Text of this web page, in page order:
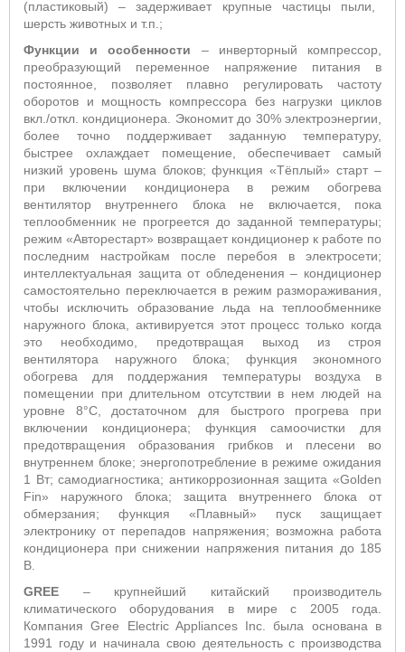
(пластиковый) – задерживает крупные частицы пыли,
шерсть животных и т.п.;
Функции и особенности – инверторный компрессор,
преобразующий переменное напряжение питания в
постоянное, позволяет плавно регулировать частоту
оборотов и мощность компрессора без нагрузки циклов
вкл./откл. кондиционера. Экономит до 30% электроэнергии,
более точно поддерживает заданную температуру,
быстрее охлаждает помещение, обеспечивает самый
низкий уровень шума блоков; функция «Тёплый» старт–
при включении кондиционера в режим обогрева
вентилятор внутреннего блока не включается, пока
теплообменник не прогреется до заданной температуры;
режим «Авторестарт» возвращает кондиционер к работе по
последним настройкам после перебоя в электросети;
интеллектуальная защита от обледенения – кондиционер
самостоятельно переключается в режим размораживания,
чтобы исключить образование льда на теплообменнике
наружного блока, активируется этот процесс только когда
это необходимо, предотвращая выход из строя
вентилятора наружного блока; функция экономного
обогрева для поддержания температуры воздуха в
помещении при длительном отсутствии в нем людей на
уровне 8°С, достаточном для быстрого прогрева при
включении кондиционера; функция самоочистки для
предотвращения образования грибков и плесени во
внутреннем блоке; энергопотребление в режиме ожидания
1 Вт;самодиагностика; антикоррозионная защита «Golden
Fin» наружного блока; защита внутреннего блока от
обмерзания; функция «Плавный» пуск защищает
электронику от перепадов напряжения; возможна работа
кондиционера при снижении напряжения питания до 185
В.
GREE – крупнейший китайский производитель
климатического оборудования в мире с 2005 года.
Компания Gree Electric Appliances Inc. была основана в
1991 году и начинала свою деятельность с производства